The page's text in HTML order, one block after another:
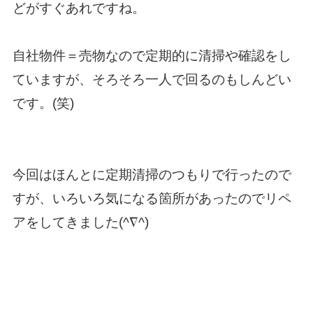
どがすぐあれですね。
自社物件＝売物なので定期的に清掃や確認をし
ていますが、そろそろ一人で回るのもしんどい
です。(笑)
今回はほんとに定期清掃のつもりで行ったので
すが、いろいろ気になる箇所があったのでリペ
アをしてきました(^∇^)